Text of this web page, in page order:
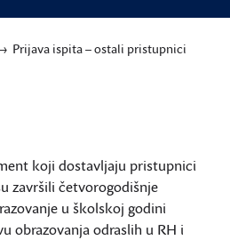
Prijava ispita – ostali pristupnici
koji dostavljaju pristupnici
završili četvorogodišnje
u školskoj godini
obrazovanja odraslih u RH i